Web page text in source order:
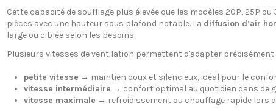
Cette capacité de soufflage plus élevée que les modèles 20P, 25P
pièces avec une hauteur sous plafond notable. La diffusion d’air
large ou ciblée selon les besoins.
Plusieurs vitesses de ventilation permettent d'adapter précisément
petite vitesse → maintien doux et silencieux, idéal pour le
vitesse intermédiaire → confort optimal au quotidien dans de
vitesse maximale → refroidissement ou chauffage rapide lors